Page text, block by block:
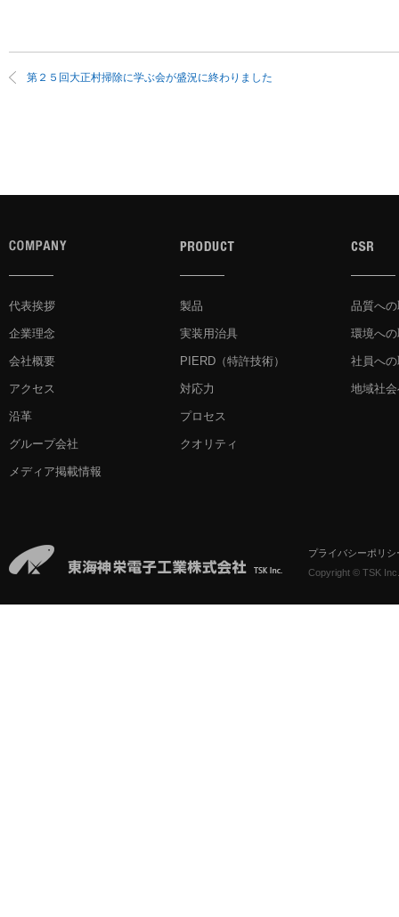
第２５回大正村掃除に学ぶ会が盛況に終わりました
代表挨拶
企業理念
会社概要
アクセス
沿革
グループ会社
メディア掲載情報
製品
実装用治具
PIERD （特許技術）
対応力
プロセス
クオリティ
品質へ
環境へ
社員へ
地域社
プライバシーポリシ
Copyright © TSK